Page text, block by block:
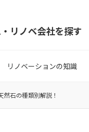
リノベ会社を探す
リノベーションの知識
石の種類別解説！